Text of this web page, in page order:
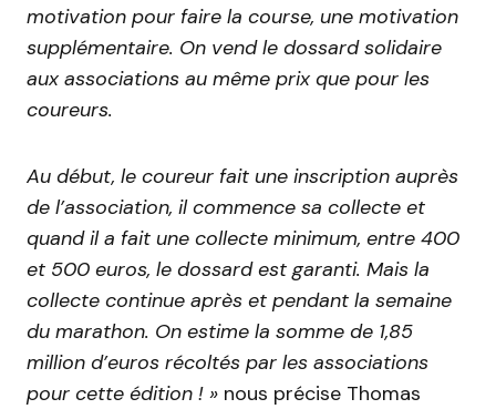
motivation pour faire la course, une motivation
supplémentaire. On vend le dossard solidaire
aux associations au même prix que pour les
coureurs.
Au début, le coureur fait une inscription auprès
de l’association, il commence sa collecte et
quand il a fait une collecte minimum, entre 400
et 500 euros, le dossard est garanti. Mais la
collecte continue après et pendant la semaine
du marathon. On estime la somme de 1,85
million d’euros récoltés par les associations
pour cette édition ! » nous précise Thomas